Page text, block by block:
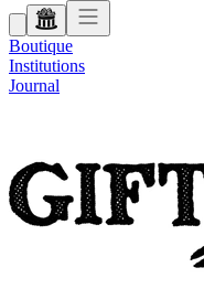
Boutique
Institutions
Journal